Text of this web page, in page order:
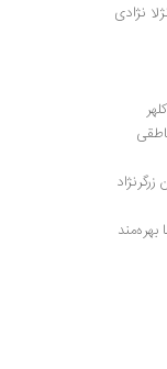
نژادی